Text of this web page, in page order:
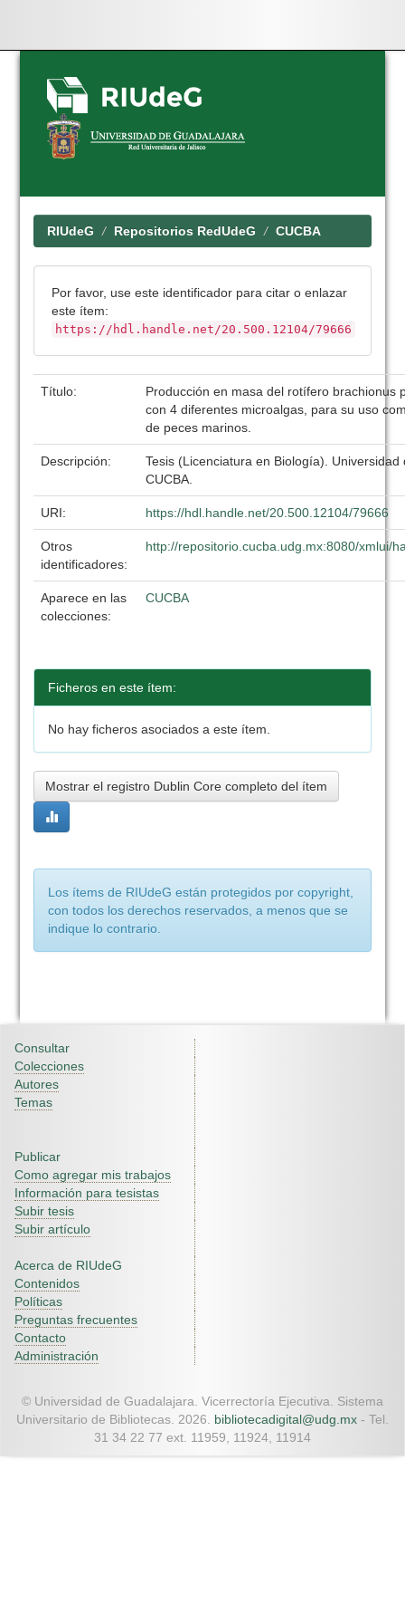
Skip
navigation
RIUdeG Repositorios RedUdeG CUCBA
Por favor, use este identificador para citar o enlazar
este ítem:
https://hdl.handle.net/20.500.12104/79666
Título:
Producción en masa del rotífero brachionus
con 4 diferentes microalgas, para su uso
de peces marinos.
Descripción:
Tesis (Licenciatura en Biología). Universidad
CUCBA.
URI: https://hdl.handle.net/20.500.12104/79666
Otros
identificadores:
http://repositorio.cucba.udg.mx:8080/xmlui/
Aparece en las
colecciones:
CUCBA
Ficheros en este ítem:
No hay ficheros asociados a este ítem.
Mostrar el registro Dublin Core completo del ítem
Los ítems de RIUdeG están protegidos por copyright,
con todos los derechos reservados, a menos que se
indique lo contrario.
Consultar
Colecciones
Autores
Temas
Publicar
Como agregar mis trabajos
Información para tesistas
Subir tesis
Subir artículo
Acerca de RIUdeG
Contenidos
Políticas
Preguntas frecuentes
Contacto
Administración
© Universidad de Guadalajara. Vicerrectoría Ejecutiva. Sistema
Universitario de Bibliotecas. 2026. bibliotecadigital@udg.mx - Tel.
31 34 22 77 ext. 11959, 11924, 11914